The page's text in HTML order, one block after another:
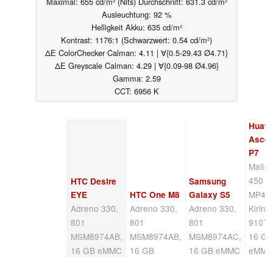
Ausleuchtung: 92 %
Helligkeit Akku: 635 cd/m²
Kontrast: 1176:1 (Schwarzwert: 0.54 cd/m²)
ΔE ColorChecker Calman: 4.11 | ∀{0.5-29.43 Ø4.71}
ΔE Greyscale Calman: 4.29 | ∀{0.09-98 Ø4.96}
Gamma: 2.59
CCT: 6956 K
HTC Desire
EYE
Adreno 330,
801
MSM8974AB,
16 GB eMMC
HTC One M8
Adreno 330,
801
MSM8974AB,
16 GB
Samsung
Galaxy S5
Adreno 330,
801
MSM8974AC,
16 GB eMMC
P7
Mali-
450
MP4,
Kirin
910T,
16 GB
eMMC